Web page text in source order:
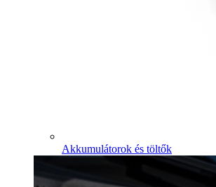
Akkumulátorok és töltők